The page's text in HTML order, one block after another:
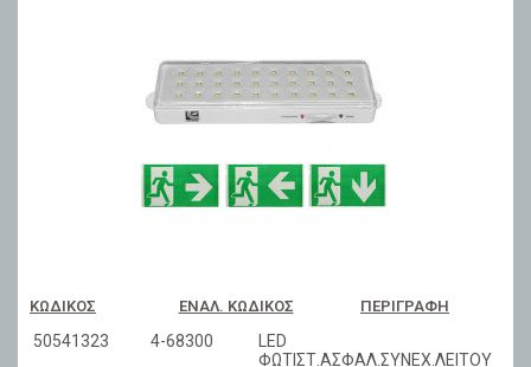
ΚΩΔΙΚΌΣ ΕΝΑΛ. ΚΩΔΙΚΌΣ ΠΕΡΙΓΡΑΦΉ
50541323 4-68300
LED
ΦΩΤΙΣΤ.ΑΣΦΑΛ.ΣΥΝΕΧ.ΛΕΙΤΟΥ